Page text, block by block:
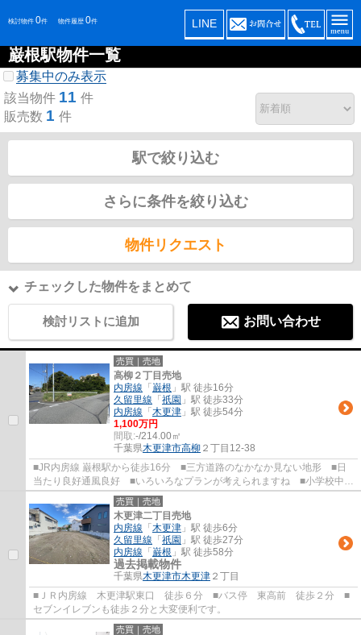
検討物件 0件 物件履歴 0件 LINE
巌根駅物件一覧
募集中のみ表示
該当物件 11 件
販売数 1 件
駅で絞り込む
さらに条件を絞り込む
物件リクエスト
チェックした物件をまとめて
検討リストに追加 お問い合わせ
売買｜売地
高柳２丁目売地
内房線 「 巌根 」駅 徒歩16分
久留里線 「 祇園 」駅 徒歩33分
内房線 「 木更津 」駅 徒歩54分
1,100万円
間取:-/214.00㎡
千葉県木更津市高柳 ２丁目12-38
■JR内房線 巌根駅から徒歩16分 ■三方道路のなかなか見ない地形 ■日
当たり良好通風良好 ■いろいろなプランが考えられますね ■小学校中学
校も徒歩圏内 不動産購入に関することならお...
売買｜売地
木更津二丁目売地
内房線 「 木更津 」駅 徒歩6分
久留里線 「 祇園 」駅 徒歩27分
内房線 「 巌根 」駅 徒歩58分
過去掲載物件
千葉県木更津市木更津 ２丁目
■ＪＲ内房線 木更津駅東口 徒歩６分 ■バス停 東高前 徒歩２分 ■
セブンイレブンも徒歩２分と大変便利です。
売買｜売地